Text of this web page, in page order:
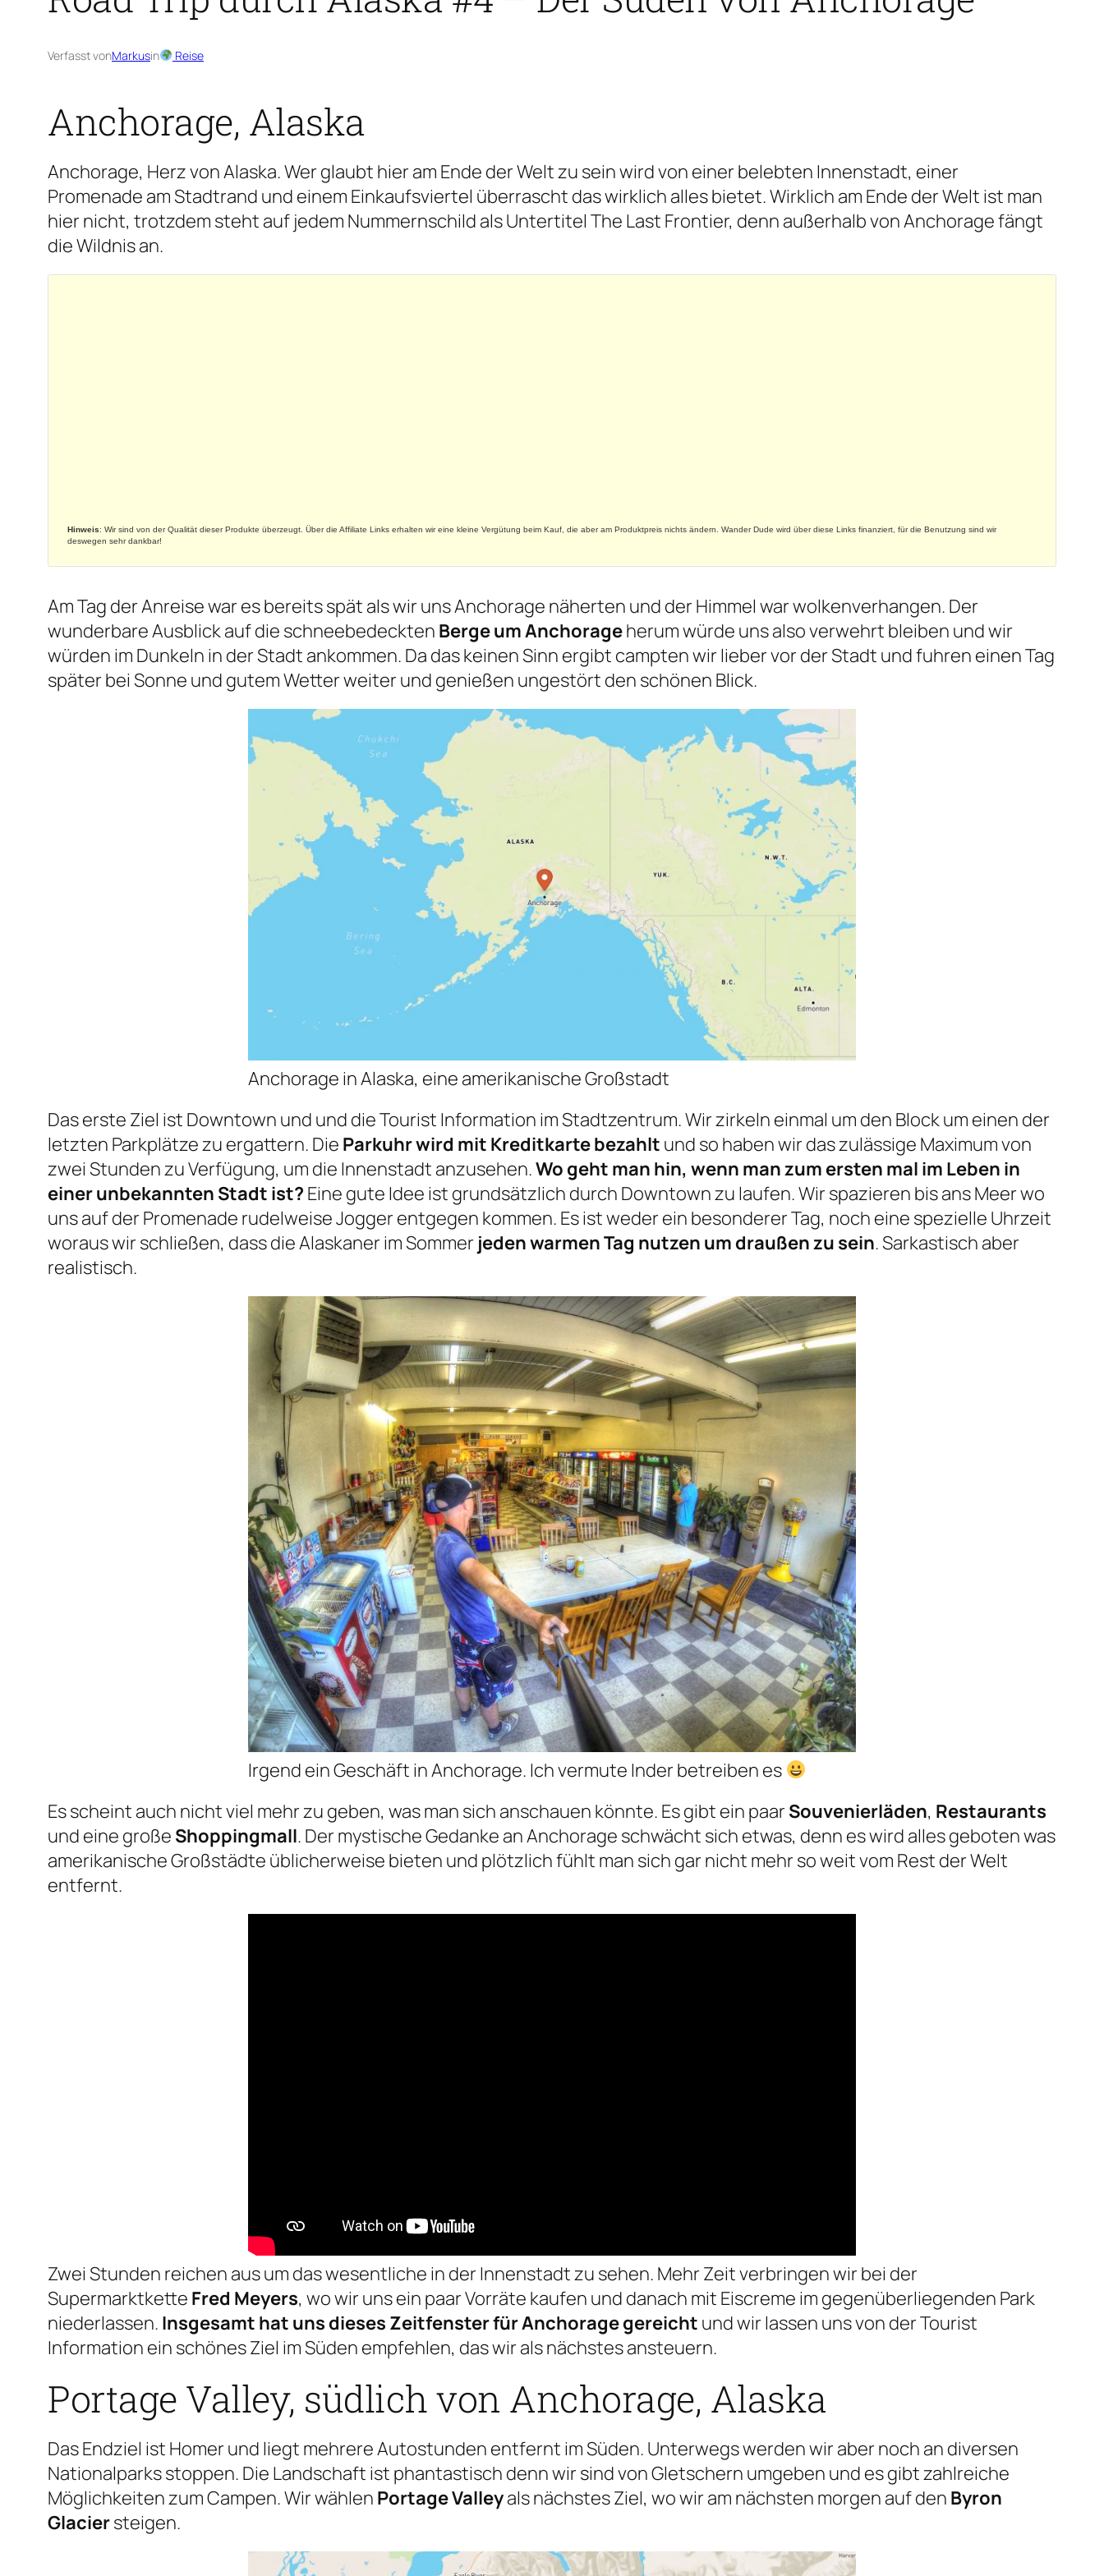
Verfasst vonMarkusin Reise
Anchorage, Alaska
Anchorage, Herz von Alaska. Wer glaubt hier am Ende der Welt zu sein wird von einer belebten Innenstadt, einer
Promenade am Stadtrand und einem Einkaufsviertel überrascht das wirklich alles bietet. Wirklich am Ende der Welt ist man
hier nicht, trotzdem steht auf jedem Nummernschild als Untertitel The Last Frontier, denn außerhalb von Anchorage fängt
die Wildnis an.
Hinweis: Wir sind von der Qualität dieser Produkte überzeugt. Über die Affiliate Links erhalten wir eine kleine Vergütung beim Kauf, die aber am Produktpreis nichts ändern. Wander Dude wird über diese Links finanziert, für die Benutzung sind wir
deswegen sehr dankbar!
Am Tag der Anreise war es bereits spät als wir uns Anchorage näherten und der Himmel war wolkenverhangen. Der
wunderbare Ausblick auf die schneebedeckten Berge um Anchorageherum würde uns also verwehrt bleiben und wir
würden im Dunkeln in der Stadt ankommen. Da das keinen Sinn ergibt campten wir lieber vor der Stadt und fuhren einen Tag
später bei Sonne und gutem Wetter weiter und genießen ungestört den schönen Blick.
Anchorage in Alaska, eine amerikanische Großstadt
Das erste Ziel ist Downtown und und die Tourist Information im Stadtzentrum. Wir zirkeln einmal um den Block um einen der
letzten Parkplätze zu ergattern. Die Parkuhr wird mit Kreditkarte bezahlt und so haben wir das zulässige Maximum von
zwei Stunden zu Verfügung, um die Innenstadt anzusehen.Wo geht man hin, wenn man zum ersten mal im Leben in
einer unbekannten Stadt ist? Eine gute Idee ist grundsätzlich durch Downtown zu laufen. Wir spazieren bis ans Meer wo
uns auf der Promenade rudelweise Jogger entgegen kommen. Es ist weder ein besonderer Tag, noch eine spezielle Uhrzeit
woraus wir schließen, dass die Alaskaner im Sommer jeden warmen Tag nutzen um draußen zu sein. Sarkastisch aber
realistisch.
Irgend ein Geschäft in Anchorage. Ich vermute Inder betreiben es
Es scheint auch nicht viel mehr zu geben, was man sich anschauen könnte. Es gibt ein paar Souvenierläden, Restaurants
und eine große Shoppingmall. Der mystische Gedanke an Anchorage schwächt sich etwas, denn es wird alles geboten was
amerikanische Großstädte üblicherweise bieten und plötzlich fühlt man sich gar nicht mehr so weit vom Rest der Welt
entfernt.
Zwei Stunden reichen aus um das wesentliche in der Innenstadt zu sehen. Mehr Zeit verbringen wir bei der
Supermarktkette Fred Meyers, wo wir uns ein paar Vorräte kaufen und danach mit Eiscreme im gegenüberliegenden Park
niederlassen. Insgesamt hat uns dieses Zeitfenster für Anchorage gereicht und wir lassen uns von der Tourist
Information ein schönes Ziel im Süden empfehlen, das wir als nächstes ansteuern.
Portage Valley, südlich von Anchorage, Alaska
Das Endziel ist Homer und liegt mehrere Autostunden entfernt im Süden. Unterwegs werden wir aber noch an diversen
Nationalparks stoppen. Die Landschaft ist phantastisch denn wir sind von Gletschern umgeben und es gibt zahlreiche
Möglichkeiten zum Campen. Wir wählen Portage Valleyals nächstes Ziel, wo wir am nächsten morgen auf den Byron
Glaciersteigen.